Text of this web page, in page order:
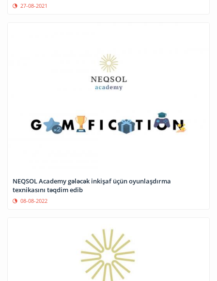
27-08-2021
NEQSOL Academy gələcək inkişaf üçün oyunlaşdırma
texnikasını təqdim edib
08-08-2022